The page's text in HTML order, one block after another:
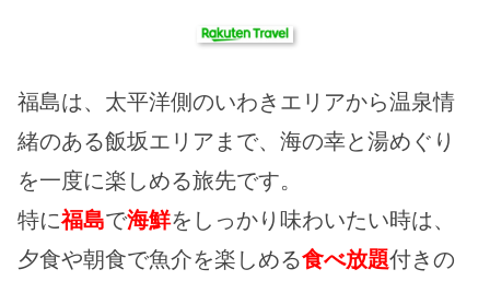
福島は、太平洋側のいわきエリアから温泉情
緒のある飯坂エリアまで、海の幸と湯めぐり
を一度に楽しめる旅先です。
特に福島で海鮮をしっかり味わいたい時は、
夕食や朝食で魚介を楽しめる食べ放題付きの